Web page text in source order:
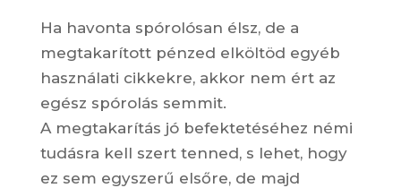
Ha havonta spórolósan élsz, de a
megtakarított pénzed elköltöd egyéb
használati cikkekre, akkor nem ért az
egész spórolás semmit.
A megtakarítás jó befektetéséhez némi
tudásra kell szert tenned, s lehet, hogy
ez sem egyszerű elsőre, de majd